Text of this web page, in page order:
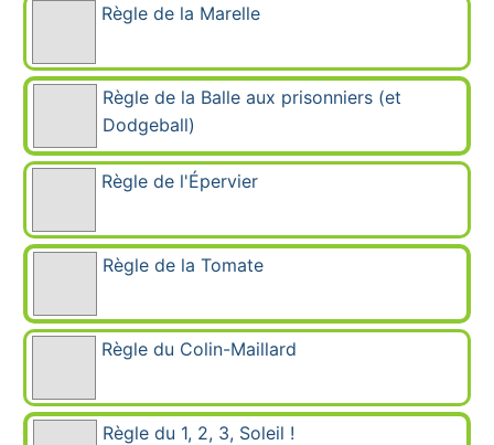
Règle de la Marelle
Règle de la Balle aux prisonniers (et
Dodgeball)
Règle de l'Épervier
Règle de la Tomate
Règle du Colin-Maillard
Règle du 1, 2, 3, Soleil !